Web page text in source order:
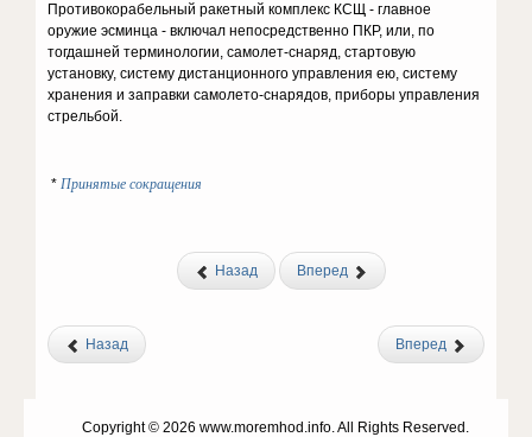
Противокорабельный ракетный комплекс КСЩ - главное
оружие эсминца - включал непосредственно ПКР, или, по
тогдашней терминологии, самолет-снаряд, стартовую
установку, систему дистанционного управления ею, систему
хранения и заправки самолето-снарядов, приборы управления
стрельбой.
*Принятые сокращения
Назад Вперед
Назад Вперед
Copyright © 2026 www.moremhod.info. All Rights Reserved.